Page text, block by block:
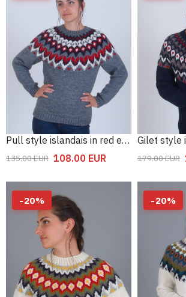
Pull style islandais in red et gris
135.00EUR 108.00 EUR 179.00EUR
-20% -20%